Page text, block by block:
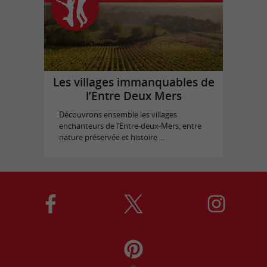
Les villages immanquables de
l’Entre Deux Mers
Découvrons ensemble les villages
enchanteurs de l’Entre-deux-Mers, entre
nature préservée et histoire ...